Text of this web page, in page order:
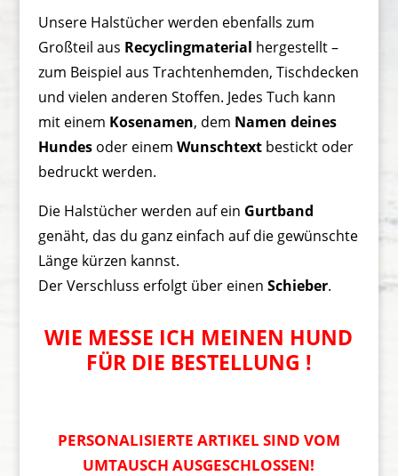
Unsere Halstücher werden ebenfalls zum
Großteil aus Recyclingmaterial hergestellt –
zum Beispiel aus Trachtenhemden, Tischdecken
und vielen anderen Stoffen. Jedes Tuch kann
mit einem Kosenamen, dem Namen deines
Hundesoder einem Wunschtextbestickt oder
bedruckt werden.
Die Halstücher werden auf ein Gurtband
genäht, das du ganz einfach auf die gewünschte
Länge kürzen kannst.
Der Verschluss erfolgt über einen Schieber.
WIE MESSE ICH MEINEN HUND
FÜR DIE BESTELLUNG !
PERSONALISIERTE ARTIKEL SIND VOM
UMTAUSCH AUSGESCHLOSSEN!